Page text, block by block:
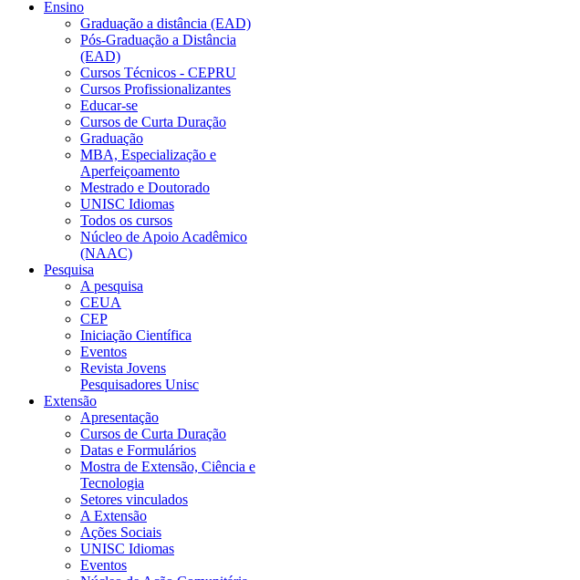
Ensino
Graduação a distância (EAD)
Pós-Graduação a Distância
(EAD)
Cursos Técnicos - CEPRU
Cursos Profissionalizantes
Educar-se
Cursos de Curta Duração
Graduação
MBA, Especialização e
Aperfeiçoamento
Mestrado e Doutorado
UNISC Idiomas
Todos os cursos
Núcleo de Apoio Acadêmico
(NAAC)
Pesquisa
A pesquisa
CEUA
CEP
Iniciação Científica
Eventos
Revista Jovens
Pesquisadores Unisc
Extensão
Apresentação
Cursos de Curta Duração
Datas e Formulários
Mostra de Extensão, Ciência e
Tecnologia
Setores vinculados
A Extensão
Ações Sociais
UNISC Idiomas
Eventos